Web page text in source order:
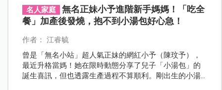
名人家庭
無名正妹小予進階新手媽媽！「吃全
餐」加產後發燒，抱不到小湯包好心急！
作者： 江睿毓
曾是「無名小站」超人氣正妹的網紅小予（陳玟予），
最近升格當媽！她在限時動態分享了兒子「小湯包」的
誕生喜訊，但也透露生產過程不算順利。剛出生的小湯